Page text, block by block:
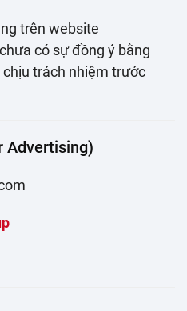
trên website
có sự đồng ý bằng
trách nhiệm trước
Advertising)